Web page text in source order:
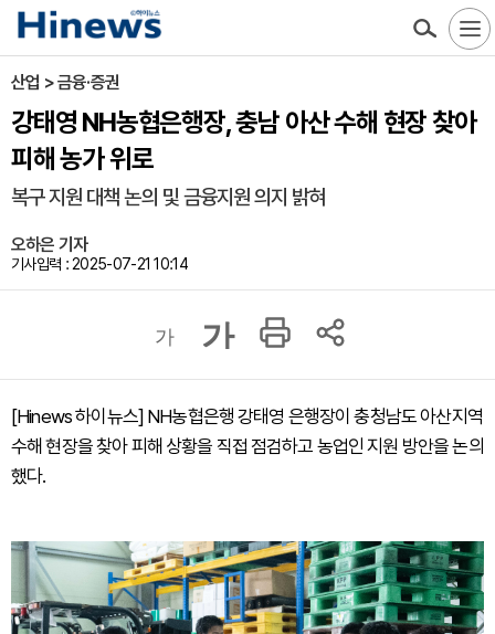
산업 > 금융·증권
강태영 NH농협은행장, 충남 아산 수해 현장 찾아
피해 농가 위로
복구 지원 대책 논의 및 금융지원 의지 밝혀
오하은 기자
기사입력 : 2025-07-21 10:14
가 가
[Hinews 하이뉴스] NH농협은행 강태영 은행장이 충청남도 아산지역
수해 현장을 찾아 피해 상황을 직접 점검하고 농업인 지원 방안을 논의
했다.